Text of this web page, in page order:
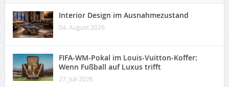
Interior Design im Ausnahmezustand
04. August 2026
FIFA-WM-Pokal im Louis-Vuitton-Koffer:
Wenn Fußball auf Luxus trifft
27. Juli 2026